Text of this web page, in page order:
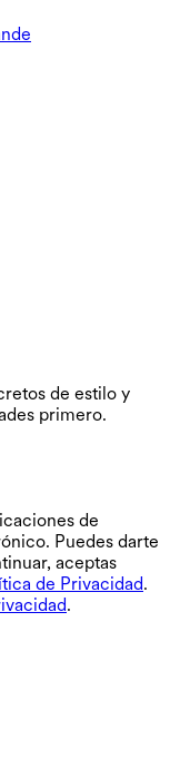
de estilo y
primero.
de
Puedes darte
aceptas
de Privacidad.
.